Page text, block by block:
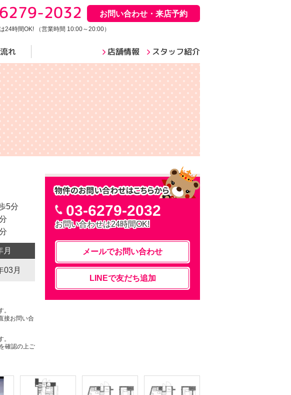
2032 お問い合わせ・来店予約
24時間OK! （営業時間 10:00～20:00）
れ 店舗情報 スタッフ紹介
5分
月
03月
接お問い合
確認の上ご
03-6279-2032
お問い合わせは24時間OK!
メールでお問い合わせ
LINEで友だち追加